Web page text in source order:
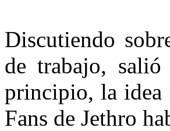
Discutiendo
de trabajo,
principio, la idea
Fans de Jethro